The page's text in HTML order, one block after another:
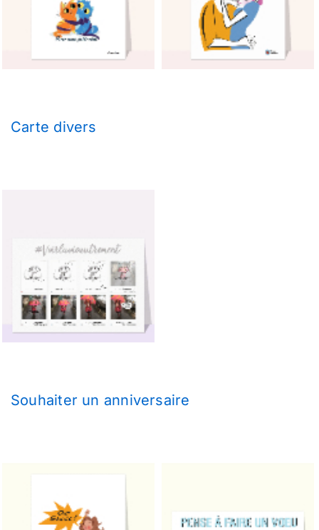
Carte divers
Souhaiter un anniversaire